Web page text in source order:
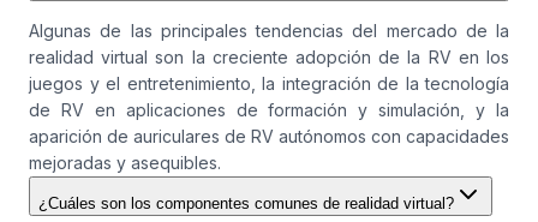
Algunas de las principales tendencias del mercado de la
realidad virtual son la creciente adopción de la RV en los
juegos y el entretenimiento, la integración de la tecnología
de RV en aplicaciones de formación y simulación, y la
aparición de auriculares de RV autónomos con capacidades
mejoradas y asequibles.
¿Cuáles son los componentes comunes de realidad virtual?